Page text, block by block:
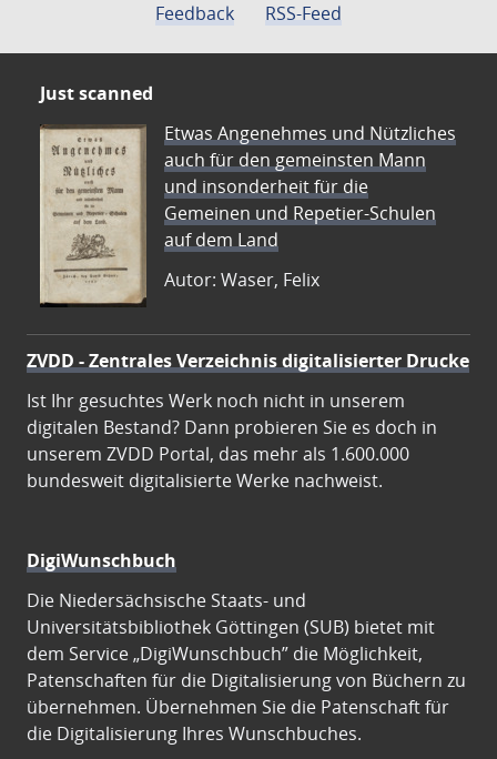
Feedback
RSS-Feed
Just scanned
Etwas Angenehmes und Nützliches
auch für den gemeinsten Mann
und insonderheit für die
Gemeinen und Repetier-Schulen
auf dem Land
Autor: Waser, Felix
ZVDD - Zentrales Verzeichnis digitalisierter Drucke
Ist Ihr gesuchtes Werk noch nicht in unserem
digitalen Bestand? Dann probieren Sie es doch in
unserem ZVDD Portal, das mehr als 1.600.000
bundesweit digitalisierte Werke nachweist.
DigiWunschbuch
Die Niedersächsische Staats- und
Universitätsbibliothek Göttingen (SUB) bietet mit
dem Service „DigiWunschbuch” die Möglichkeit,
Patenschaften für die Digitalisierung von Büchern zu
übernehmen. Übernehmen Sie die Patenschaft für
die Digitalisierung Ihres Wunschbuches.